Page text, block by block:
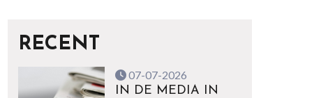
RECENT
07-07-2026
IN DE MEDIA IN